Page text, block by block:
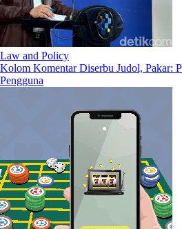
Law and Policy
Kolom Komentar Diserbu Judol, Pakar:
Pengguna